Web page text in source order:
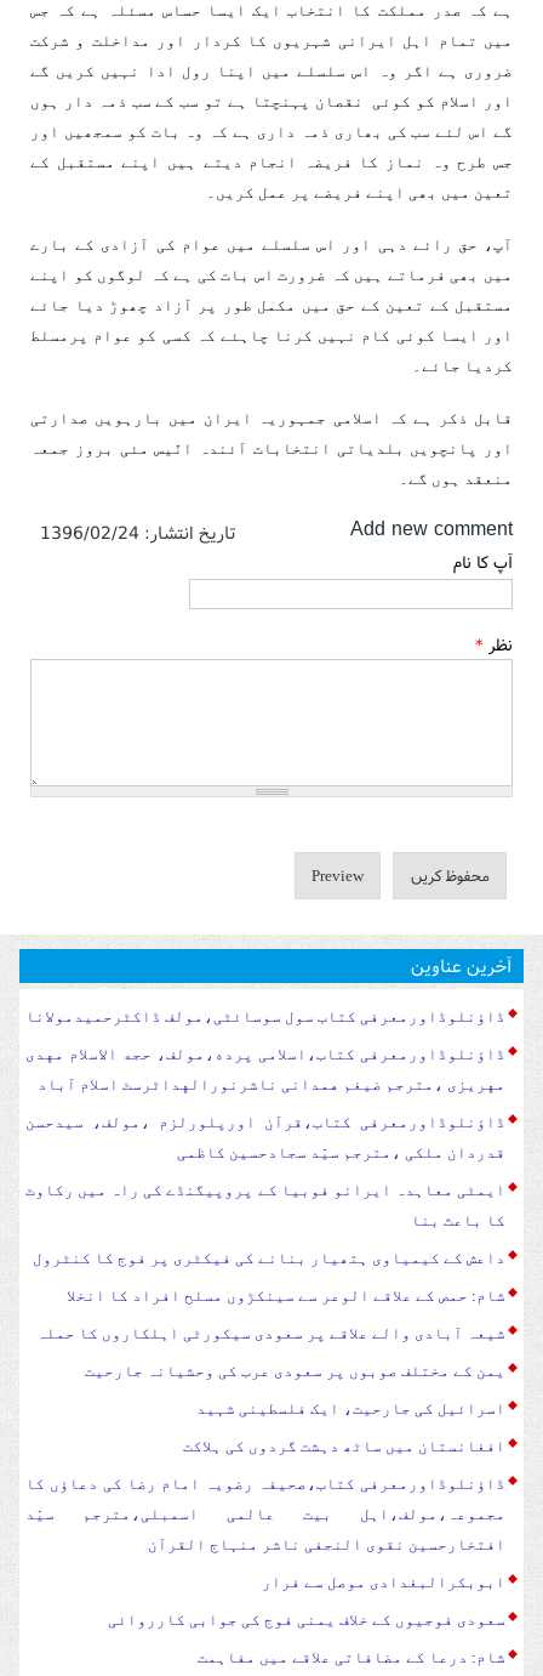
ہے کہ صدر مملکت کا انتخاب ایک ایسا حساس مسئلہ ہے کہ جس
میں تمام اہل ایرانی شہریوں کا کردار اور مداخلت و شرکت
ضروری ہے اگر وہ اس سلسلے میں اپنا رول ادا نہیں کریں گے
اور اسلام کو کوئی نقصان پہنچتا ہے تو سب کے سب ذمہ دار ہوں
گے اس لئے سب کی بھاری ذمہ داری ہے کہ وہ بات کو سمجھیں اور
جس طرح وہ نماز کا فریضہ انجام دیتے ہیں اپنے مستقبل کے
تعین میں بھی اپنے فریضے پر عمل کریں۔
آپ، حق رائے دہی اور اس سلسلے میں عوام کی آزادی کے بارے
میں بھی فرماتے ہیں کہ ضرورت اس بات کی ہے کہ لوگوں کو اپنے
مستقبل کے تعین کے حق میں مکمل طور پر آزاد چھوڑ دیا جائے
اور ایسا کوئی کام نہیں کرنا چاہئے کہ کسی کو عوام پرمسلط
کردیا جائے۔
قابل ذکر ہے کہ اسلامی جمہوریہ ایران میں بارہویں صدارتی
اور پانچویں بلدیاتی انتخابات آئندہ انّیس مئی بروز جمعہ
منعقد ہوں گے۔
تاریخ انتشار: 1396/02/24 Add new comment
آپ کا نام
نظر *
آخرین عناوین
ڈاؤنلوڈاورمعرفی کتاب سول سوسا‏‏ئٹی،مولف ڈاکٹرحمیدمولانا
ڈاؤنلوڈاورمعرفی کتاب،اسلامی پرده،مولف، حجه الاسلام مهدی
مهریزی ،مترجم ضیغم همدانی ناشرنورالهداٹرسٹ اسلام آباد
ڈاؤنلوڈاورمعرفی کتاب،قرآن اورپلورلزم ،مولف، سیدحسن
قدردان ملکی ،مترجم سیّد سجادحسین کاظمی
ایمٹی معاہدہ ایرانو فوبیا کے پروپیگنڈے کی راہ میں رکاوٹ
کا باعث بنا
داعش کے کیمیاوی ہتھیار بنانے کی فیکٹری پر فوج کا کنٹرول
شام: حمص کے علاقے الوعر سے سینکڑوں مسلح افراد کا انخلا
شیعہ آبادی والے علاقے پر سعودی سیکورٹی اہلکاروں کا حملہ
یمن کے مختلف صوبوں پر سعودی عرب کی وحشیانہ جارحیت
اسرائیل کی جارحیت، ایک فلسطینی شہید
افغانستان میں ساٹھ دہشت گردوں کی ہلاکت
ڈاؤنلوڈاورمعرفی کتاب،صحیفہ رضویہ امام رضا کی دعاؤں کا
مجموعہ،مولف،اہل بیت عالمی اسمبلی،مترجم سیّد
افتخارحسین نقوی النجفی ناشر منہاج القرآن
ابوبکرالبغدادی موصل سے فرار
سعودی فوجیوں کے خلاف یمنی فوج کی جوابی کارروائی
شام: درعا کے مضافاتی علاقے میں مفاہمت